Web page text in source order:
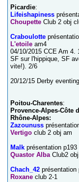
Picardie:
Lifeishapiness
Choupette Club 2 obj
Craboulotte
L'etoile am4
04/10/2015 CCE Am 4.
SF sur l'hippique, SF
vite!). 2/6
20/12/15 Derby
Poitou-Charentes:
Provence-Alpes-Côte
Rhône-Alpes:
Zazounuss
Vertigo club 2 obj am
Malk présentation p193
Quastor AlbaClub2
Chach_42 présentation
Roxane club 2-1